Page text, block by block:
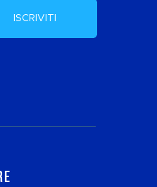
ISCRIVITI